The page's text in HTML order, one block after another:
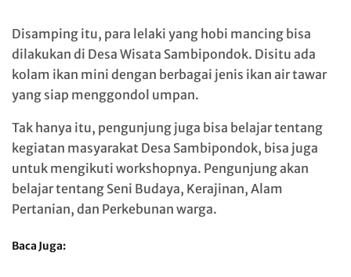
Disamping itu, para lelaki yang hobi mancing bisa
dilakukan di Desa Wisata Sambipondok. Disitu ada
kolam ikan mini dengan berbagai jenis ikan air tawar
yang siap menggondol umpan.
Tak hanya itu, pengunjung juga bisa belajar tentang
kegiatan masyarakat Desa Sambipondok, bisa juga
untuk mengikuti workshopnya. Pengunjung akan
belajar tentang Seni Budaya, Kerajinan, Alam
Pertanian, dan Perkebunan warga.
Baca Juga: